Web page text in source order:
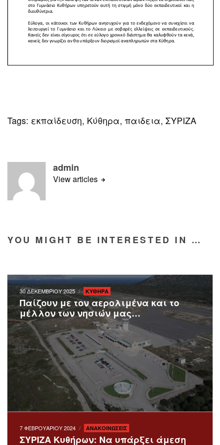
Tags: εκπαίδευση, Κύθηρα, παιδεια, ΣΥΡΙΖΑ
admin
View articles
YOU MIGHT BE INTERESTED IN …
30 ΔΕΚΕΜΒΡΙΟΥ 2025 ΚΥΘΗΡΑ
Παίζουν με τον αερολιμένα και το
μέλλον των νησιών μας…
7 ΦΕΒΡΟΥΑΡΙΟΥ 2024 ΑΝΑΚΟΙΝΩΣΕΙΣ
ΣΥΡΙΖΑ Κυθήρων: Να υπάρξει άμεση